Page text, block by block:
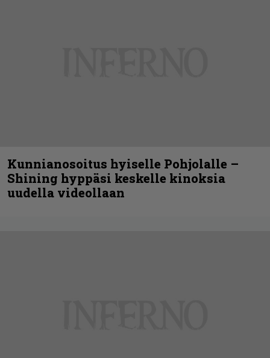
Kunnianosoitus hyiselle Pohjolalle –
Shining hyppäsi keskelle kinoksia
uudella videollaan